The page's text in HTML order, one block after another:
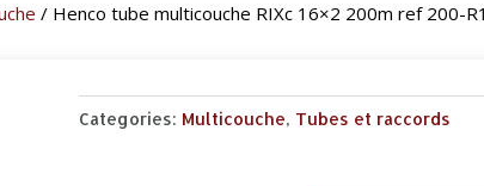
/ Henco tube multicouche RIXc 16×2 200m ref 200-
Categories: Multicouche, Tubes et raccords